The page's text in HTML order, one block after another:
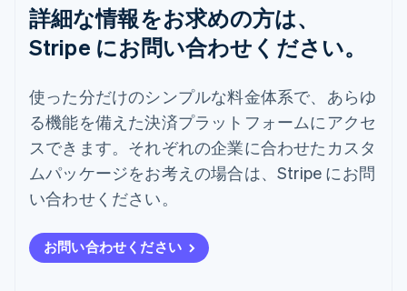
詳細な情報をお求めの方は、
Stripe にお問い合わせください。
使った分だけのシンプルな料金体系で、あらゆ
る機能を備えた決済プラットフォームにアクセ
スできます。それぞれの企業に合わせたカスタ
ムパッケージをお考えの場合は、Stripe にお問
い合わせください。
お問い合わせください
DeutschEnglish
ニュージーランド
English
ノルウェー
ハンガリー
English
フィンランド
English Svenska
ブラジル
Português English
フランス
ブルガリア
English